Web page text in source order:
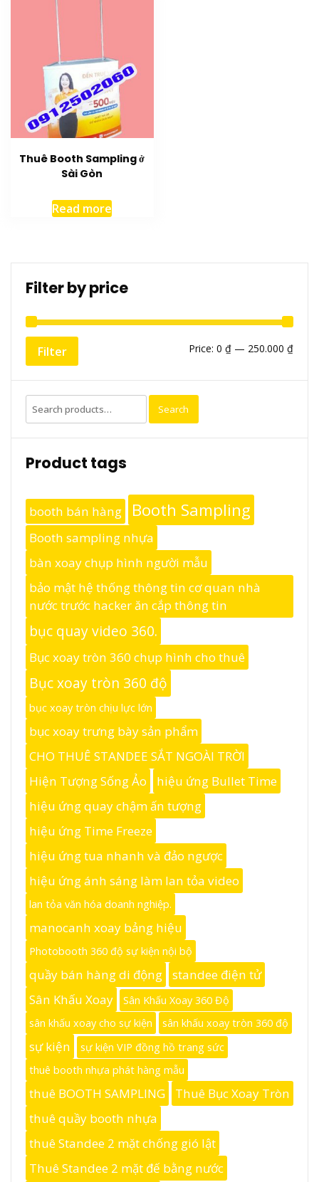
Thuê Booth Sampling ở
Sài Gòn
Read more
Filter by price
Min
Max
Filter Price: 0 ₫ — 250.000 ₫
Search
for:
Search
Product tags
booth bán hàng Booth Sampling
Booth sampling nhựa
bàn xoay chụp hình người mẫu
bảo mật hệ thống thông tin cơ quan nhà
nước trước hacker ăn cắp thông tin
bục quay video 360.
Bục xoay tròn 360 chụp hình cho thuê
Bục xoay tròn 360 độ
bục xoay tròn chịu lực lớn
bục xoay trưng bày sản phẩm
CHO THUÊ STANDEE SẮT NGOÀI TRỜI
Hiện Tượng Sống Ảo
hiệu ứng Bullet Time
hiệu ứng quay chậm ấn tượng
hiệu ứng Time Freeze
hiệu ứng tua nhanh và đảo ngược
hiệu ứng ánh sáng làm lan tỏa video
lan tỏa văn hóa doanh nghiệp.
manocanh xoay bảng hiệu
Photobooth 360 độ sự kiện nội bộ
quầy bán hàng di động
standee điện tử
Sân Khấu Xoay
Sân Khấu Xoay 360 Độ
sân khấu xoay cho sự kiện
sân khấu xoay tròn 360 độ
sự kiện
sự kiện VIP đồng hồ trang sức
thuê booth nhựa phát hàng mẫu
thuê BOOTH SAMPLING
Thuê Bục Xoay Tròn
thuê quầy booth nhựa
thuê Standee 2 mặt chống gió lật
Thuê Standee 2 mặt đế bằng nước